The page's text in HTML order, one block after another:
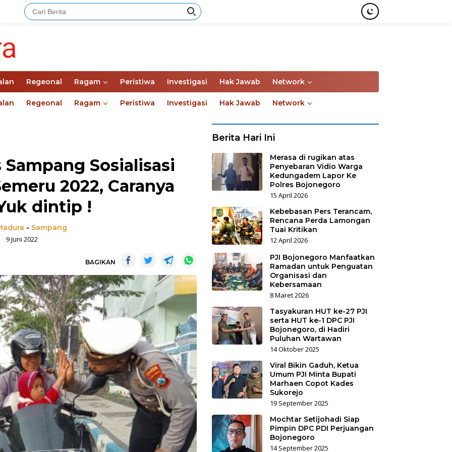
Regeonal Ragam Peristiwa Investigasi Hak Jawab Network
Regeonal Ragam Peristiwa Investigasi Hak Jawab Network
Sosialisasi
2022, Caranya
dintip !
- Sampang
9 Juni 2022
BAGIKAN
Berita Hari Ini
Merasa di rugikan atas
Penyebaran Vidio Warga
Kedungadem Lapor Ke
Polres Bojonegoro
15 April 2026
Kebebasan Pers Terancam,
Rencana Perda Lamongan
Tuai Kritikan
12 April 2026
PJI Bojonegoro Manfaatkan
Ramadan untuk Penguatan
Organisasi dan
Kebersamaan
8 Maret 2026
Tasyakuran HUT ke-27 PJI
serta HUT ke-1 DPC PJI
Bojonegoro, di Hadiri
Puluhan Wartawan
14 Oktober 2025
Viral Bikin Gaduh, Ketua
Umum PJI Minta Bupati
Marhaen Copot Kades
Sukorejo
19 September 2025
Mochtar Setijohadi Siap
Pimpin DPC PDI Perjuangan
Bojonegoro
14 September 2025